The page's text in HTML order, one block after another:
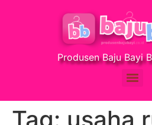
Produsen Baju Bayi